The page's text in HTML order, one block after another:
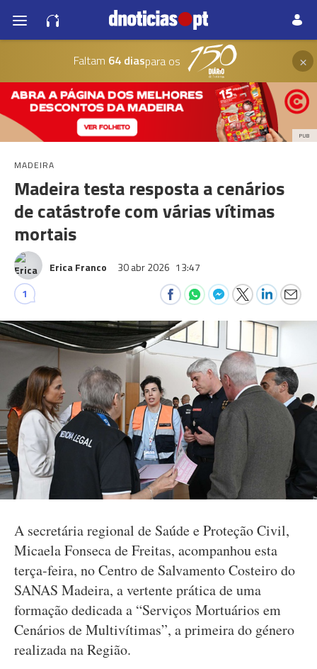
Faltam 64 diaspara os ×
PUB
MADEIRA
Madeira testa resposta a cenários
de catástrofe com várias vítimas
mortais
Erica Franco 30 abr 2026 13:47
1
A secretária regional de Saúde e Proteção Civil,
Micaela Fonseca de Freitas, acompanhou esta
terça-feira, no Centro de Salvamento Costeiro do
SANAS Madeira, a vertente prática de uma
formação dedicada a “Serviços Mortuários em
Cenários de Multivítimas”, a primeira do género
realizada na Região.